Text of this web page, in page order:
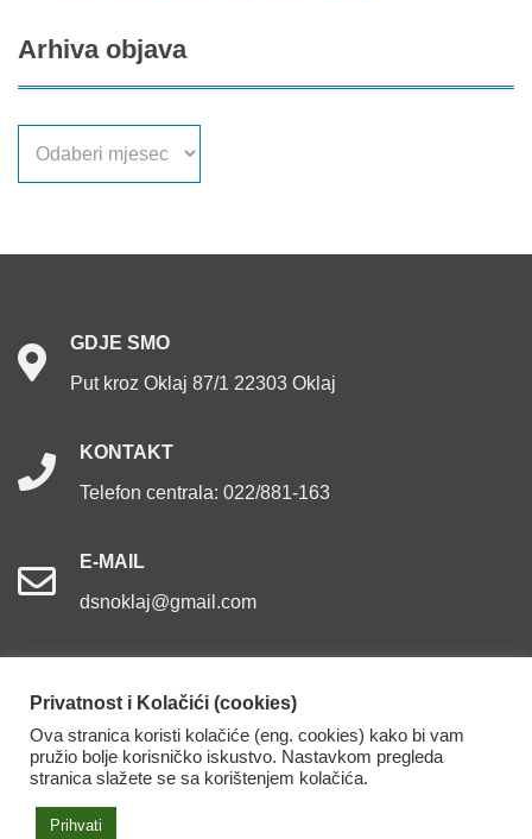
Arhiva objava
GDJE SMO
Put kroz Oklaj 87/1 22303 Oklaj
KONTAKT
Telefon centrala: 022/881-163
E-MAIL
dsnoklaj@gmail.com
Dom za starije osobe Oklaj. Sva prava pridržana.
Izjava o pristupačnosti
Privatnost i Kolačići (cookies)
Ova stranica koristi kolačiće (eng. cookies) kako bi vam
pružio bolje korisničko iskustvo. Nastavkom pregleda
stranica slažete se sa korištenjem kolačića.
Prihvati